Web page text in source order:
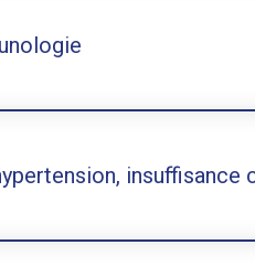
insuffisance